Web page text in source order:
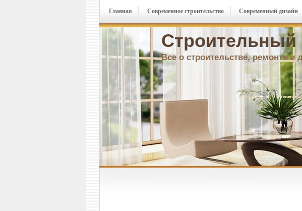
Строительный
Все о строительстве, ремонте и
Главная Современное строительство Современный дизайн